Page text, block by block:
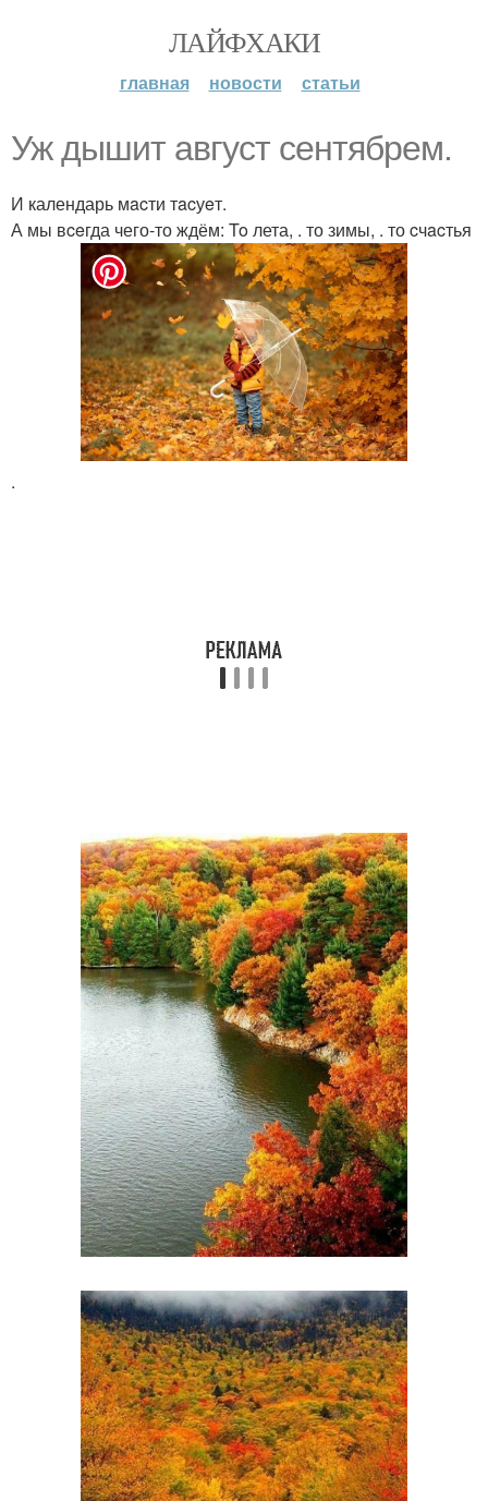
ЛАЙФХАКИ
главная новости статьи
Уж дышит август ceнтябpeм.
И календарь мacти тacуeт.
А мы вceгда чего-то ждём: To лета, . то зимы, . то cчacтья
.